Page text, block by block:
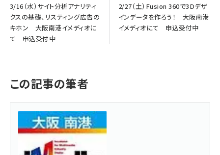
3/16（水）サイト分析アナリティ
クスの基礎、リスティング広告の
キホン 大阪南港イメディオに
て 申込受付中
2/27（土）Fusion 360で3Dデザ
インデータを作ろう！ 大阪南港
イメディオにて 申込受付中
この記事の筆者